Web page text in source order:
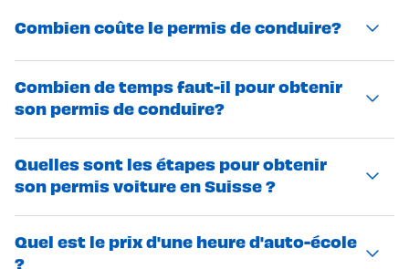
Combien coûte le permis de conduire?
Le coût total dépend de plusieurs éléments :
le nombre d'heures de conduite
d'examen théorique et pratique. N’hésite pas
à nous contacter pour plus de
renseignements.
Combien de temps faut-il pour obtenir
son permis de conduire?
La durée varie selon ton rythme
d'apprentissage et ta disponibilité. Grâce à
formation selon ton emploi du temps.
Quelles sont les étapes pour obtenir
son permis voiture en Suisse ?
Pour obtenir ton permis voiture en Suisse,
plusieurs étapes clés sont à suivre, chacune
Quel est le prix d'une heure d'auto-école
?